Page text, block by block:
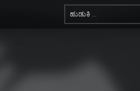
ಇದಕ್ಕಾಗಿ ಹುಡುಕಿ: